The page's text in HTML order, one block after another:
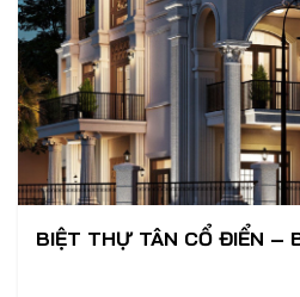
BIỆT THỰ TÂN CỔ ĐIỂN –